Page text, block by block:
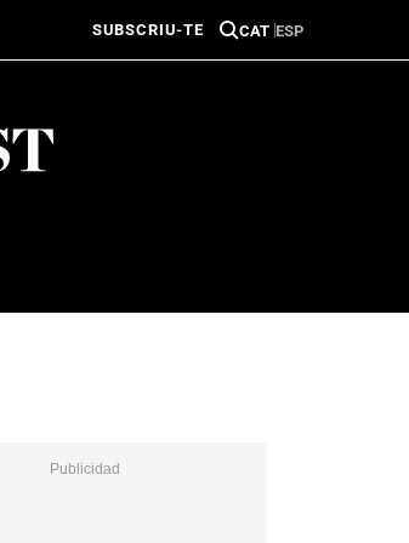
SUBSCRIU-TE CAT ESP